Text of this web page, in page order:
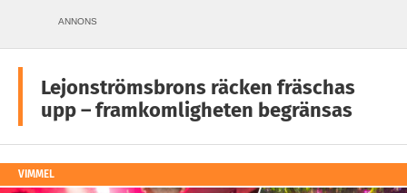
ANNONS
Lejonströmsbrons räcken fräschas
upp – framkomligheten begränsas
VIMMEL